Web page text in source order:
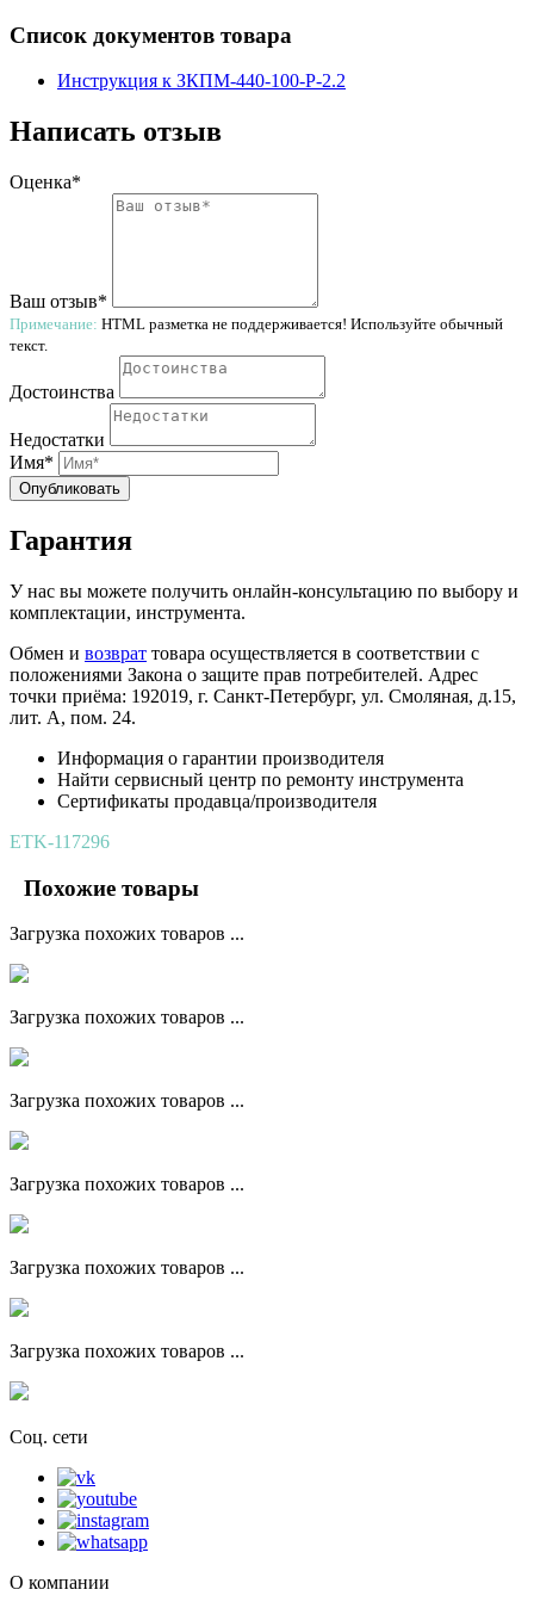
Список документов товара
Инструкция к ЗКПМ-440-100-Р-2.2
Написать отзыв
Оценка*
Ваш отзыв*
Примечание: HTML разметка не поддерживается! Используйте обычный
текст.
Достоинства
Недостатки
Имя*
Опубликовать
Гарантия
У нас вы можете получить онлайн-консультацию по выбору и
комплектации, инструмента.
Обмен и возврат товара осуществляется в соответствии с
положениями Закона о защите прав потребителей. Адрес
точки приёма: 192019, г. Санкт-Петербург, ул. Смоляная, д.15,
лит. А, пом. 24.
Информация о гарантии производителя
Найти сервисный центр по ремонту инструмента
Сертификаты продавца/производителя
ETK-117296
Похожие товары
Загрузка похожих товаров ...
Загрузка похожих товаров ...
Загрузка похожих товаров ...
Загрузка похожих товаров ...
Загрузка похожих товаров ...
Загрузка похожих товаров ...
Соц. сети
О компании